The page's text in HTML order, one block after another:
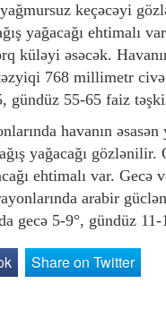
yağmursuz keçəcəyi
yağacağı ehtimalı
küləyi əsəcək.
768 millimetr
gündüz 55-65 faiz
havanın
yağacağı
ehtimalı var.
arabir
gecə 5-9°, gündüz
Share on Twitter